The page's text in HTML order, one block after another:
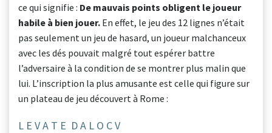
ce qui signifie : De mauvais points obligent le joueur
habile à bien jouer. En effet, le jeu des 12 lignes n’était
pas seulement un jeu de hasard, un joueur malchanceux
avec les dés pouvait malgré tout espérer battre
l’adversaire à la condition de se montrer plus malin que
lui. L’inscription la plus amusante est celle qui figure sur
un plateau de jeu découvert à Rome :
L E V A T E D A L O C V